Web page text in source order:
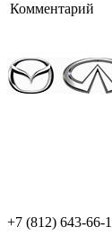
Комментарий
+7 (812) 643-66-